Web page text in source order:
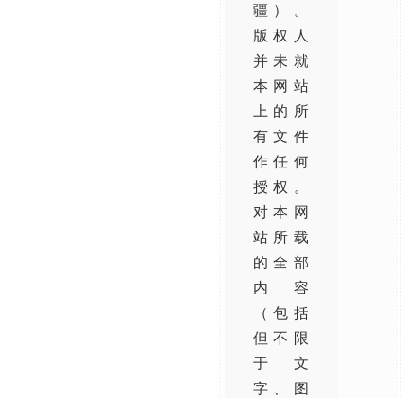
疆）。
版权人
并未就
本网站
上的所
有文件
作任何
授权。
对本网
站所载
的全部
内容
（包括
但不限
于文
字、图